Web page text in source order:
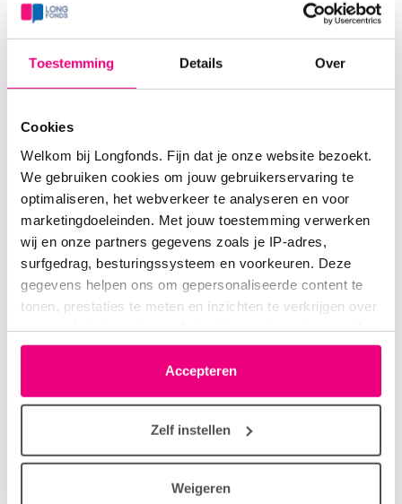
Toestemming Details Over
Cookies
Welkom bij Longfonds. Fijn dat je onze website bezoekt.
We gebruiken cookies om jouw gebruikerservaring te
optimaliseren, het webverkeer te analyseren en voor
marketingdoeleinden. Met jouw toestemming verwerken
wij en onze partners gegevens zoals je IP-adres,
surfgedrag, besturingssysteem en voorkeuren. Deze
gegevens helpen ons om gepersonaliseerde content te
tonen, prestaties te meten en inzichten te verkrijgen over
moment wijzigen of intrekken via het cookie-icoontje
linksonder elke pagina. De lijst met partners is te vinden
in het tabblad “details”.
Accepteren
Zelf instellen
Weigeren
Login
Login om te reageren
Stefanie 18-01-2020 om 08:14 uur
Dat kan je toch nog omzetten? Zolang er niks vast
staat kan je nog proberen te veranderen. Je zegt
stappen maar als je nu hier gaat revalideren mag je
natuurlijk niet daarna nog eens naar Spanje.
Loginofregistreerom te reageren